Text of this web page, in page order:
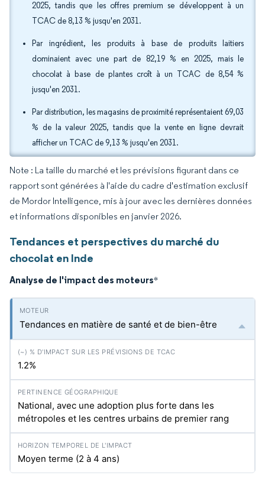
2025, tandis que les offres premium se développent à un
TCAC de 8,13 % jusqu'en 2031.
Par ingrédient, les produits à base de produits laitiers
dominaient avec une part de 82,19 % en 2025, mais le
chocolat à base de plantes croît à un TCAC de 8,54 %
jusqu'en 2031.
Par distribution, les magasins de proximité représentaient 69,03
% de la valeur 2025, tandis que la vente en ligne devrait
afficher un TCAC de 9,13 % jusqu'en 2031.
Note : La taille du marché et les prévisions figurant dans ce
rapport sont générées à l'aide du cadre d'estimation exclusif
de Mordor Intelligence, mis à jour avec les dernières données
et informations disponibles en janvier 2026.
Tendances et perspectives du marché du
chocolat en Inde
Analyse de l'impact des moteurs*
Tendances en matière de santé et de bien-être
1.2%
National, avec une adoption plus forte dans les
métropoles et les centres urbains de premier rang
Moyen terme (2 à 4 ans)